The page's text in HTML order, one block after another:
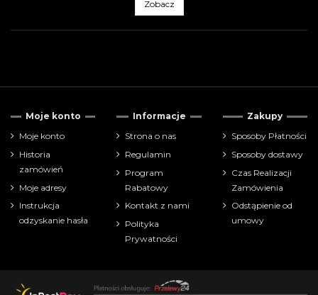
Zobacz
zł zł
Pokaż tylko
akcesoria-narzędzia
1
Wiek:
Moje konto
Moje konto
Historia
zamówień
Moje adresy
Instrukcja
odzyskanie hasła
Informacje
Strona o nas
Regulamin
Program
Rabatowy
Kontakt z nami
Polityka
Prywatności
Zakupy
Sposoby Płatności
Sposoby dostawy
Czas Realizacji
Zamówienia
Odstąpienie od
umowy